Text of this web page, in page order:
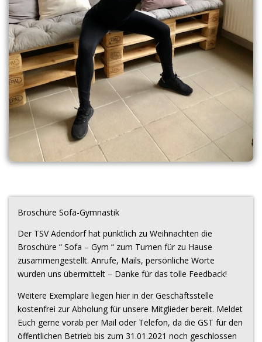
Broschüre Sofa-Gymnastik
Der TSV Adendorf hat pünktlich zu Weihnachten die
Broschüre “ Sofa – Gym “ zum Turnen für zu Hause
zusammengestellt. Anrufe, Mails, persönliche Worte
wurden uns übermittelt – Danke für das tolle Feedback!
Weitere Exemplare liegen hier in der Geschäftsstelle
kostenfrei zur Abholung für unsere Mitglieder bereit. Meldet
Euch gerne vorab per Mail oder Telefon, da die GST für den
öffentlichen Betrieb bis zum 31.01.2021 noch geschlossen